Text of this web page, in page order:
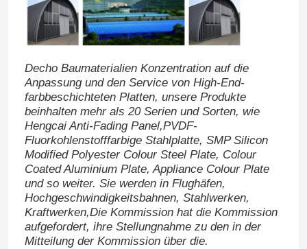
Bitte um ein Angebot
Farbbeschichtete Stahlspule
Galvalume-Stahlspule
Verzinkte Stahlspule
Elektrolytische Zinnblech-Spule
Decho Baumaterialien Konzentration auf die
Anpassung und den Service von High-End-
farbbeschichteten Platten, unsere Produkte
beinhalten mehr als 20 Serien und Sorten, wie
Hengcai Anti-Fading Panel,PVDF-
Fluorkohlenstofffarbige Stahlplatte, SMP Silicon
Modified Polyester Colour Steel Plate, Colour
Coated Aluminium Plate, Appliance Colour Plate
und so weiter. Sie werden in Flughäfen,
Hochgeschwindigkeitsbahnen, Stahlwerken,
Kraftwerken,Die Kommission hat die Kommission
aufgefordert, ihre Stellungnahme zu den in der
Mitteilung der Kommission über die.